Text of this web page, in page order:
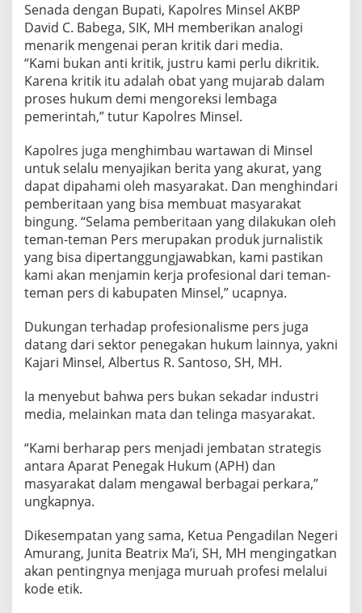
r
s
Senada dengan Bupati, Kapolres Minsel AKBP
David C. Babega, SIK, MH memberikan analogi
menarik mengenai peran kritik dari media.
“Kami bukan anti kritik, justru kami perlu dikritik.
Karena kritik itu adalah obat yang mujarab dalam
proses hukum demi mengoreksi lembaga
pemerintah,” tutur Kapolres Minsel.
Kapolres juga menghimbau wartawan di Minsel
untuk selalu menyajikan berita yang akurat, yang
dapat dipahami oleh masyarakat. Dan menghindari
pemberitaan yang bisa membuat masyarakat
bingung. “Selama pemberitaan yang dilakukan oleh
teman-teman Pers merupakan produk jurnalistik
yang bisa dipertanggungjawabkan, kami pastikan
kami akan menjamin kerja profesional dari teman-
teman pers di kabupaten Minsel,” ucapnya.
Dukungan terhadap profesionalisme pers juga
datang dari sektor penegakan hukum lainnya, yakni
Kajari Minsel, Albertus R. Santoso, SH, MH.
Ia menyebut bahwa pers bukan sekadar industri
media, melainkan mata dan telinga masyarakat.
“Kami berharap pers menjadi jembatan strategis
antara Aparat Penegak Hukum (APH) dan
masyarakat dalam mengawal berbagai perkara,”
ungkapnya.
Dikesempatan yang sama, Ketua Pengadilan Negeri
Amurang, Junita Beatrix Ma’i, SH, MH mengingatkan
akan pentingnya menjaga muruah profesi melalui
kode etik.